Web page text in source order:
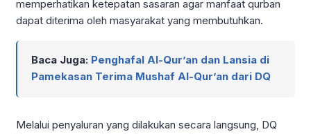
memperhatikan ketepatan sasaran agar manfaat qurban
dapat diterima oleh masyarakat yang membutuhkan.
Baca Juga: Penghafal Al-Qur’an dan Lansia di
Pamekasan Terima Mushaf Al-Qur’an dari DQ
Melalui penyaluran yang dilakukan secara langsung, DQ